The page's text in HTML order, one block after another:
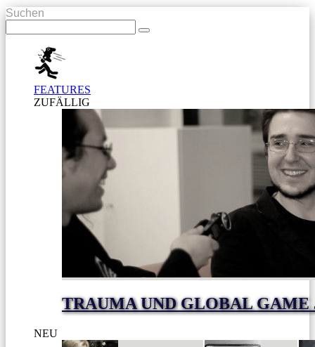
Suchen
FEATURES
ZUFÄLLIG
TRAUMA UND GLOBAL GAME
NEU